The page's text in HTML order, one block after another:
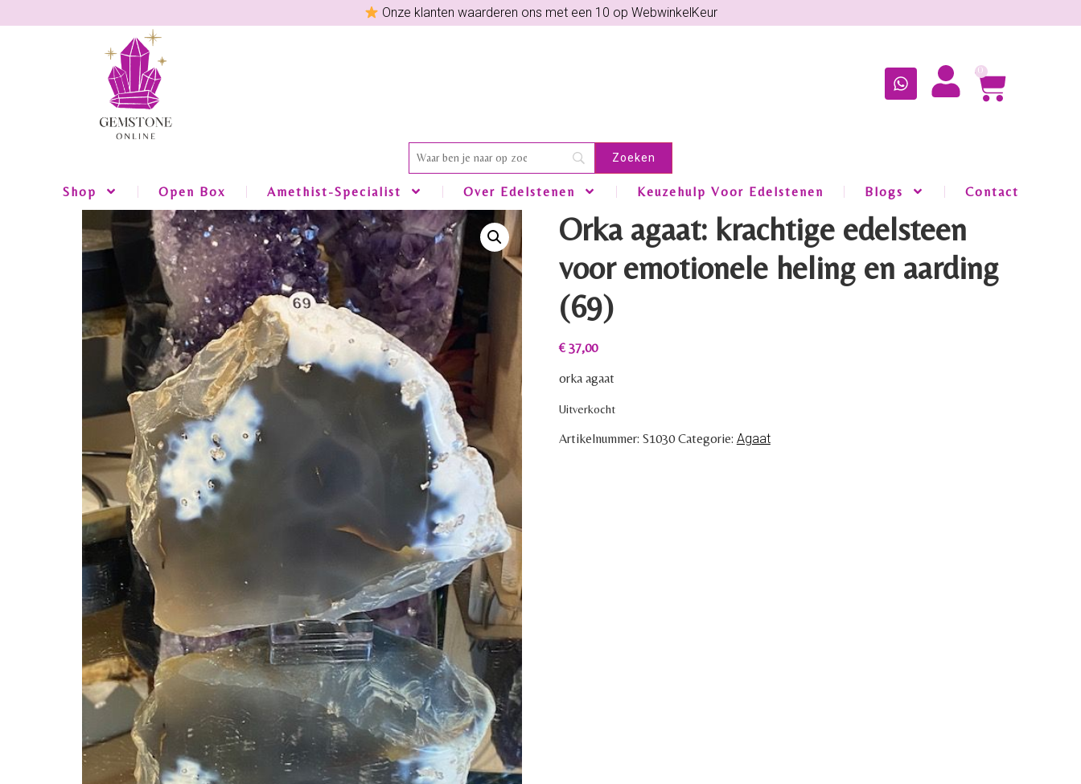
Onze klanten waarderen ons met een 10 op WebwinkelKeur
0
Shop Open Box Amethist-Specialist Over Edelstenen Keuzehulp Voor Edelstenen Blogs Contact
Orka agaat: krachtige edelsteen
voor emotionele heling en aarding
(69)
€37,00
orka agaat
Uitverkocht
Artikelnummer: S1030 Categorie: Agaat